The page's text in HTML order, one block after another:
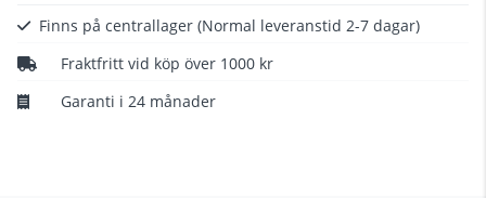
Finns på centrallager (Normal leveranstid 2-7 dagar)
Fraktfritt vid köp över 1000 kr
Garanti i 24 månader